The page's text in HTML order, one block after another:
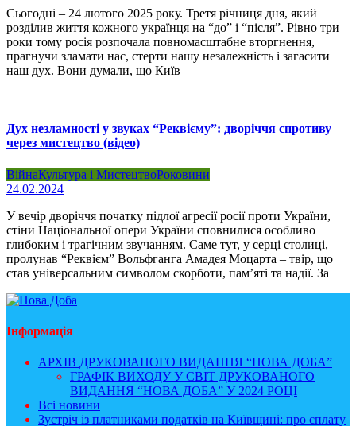
Сьогодні – 24 лютого 2025 року. Третя річниця дня, який
розділив життя кожного українця на “до” і “після”. Рівно три
роки тому росія розпочала повномасштабне вторгнення,
прагнучи зламати нас, стерти нашу незалежність і загасити
наш дух. Вони думали, що Київ
Дух незламності у звуках “Реквієму”: дворіччя спротиву
через мистецтво (відео)
ВійнаКультура і МистецтвоРоковини
24.02.2024
У вечір дворіччя початку підлої агресії росії проти України,
стіни Національної опери України сповнилися особливо
глибоким і трагічним звучанням. Саме тут, у серці столиці,
пролунав “Реквієм” Вольфганга Амадея Моцарта – твір, що
став універсальним символом скорботи, пам’яті та надії. За
Інформація
АРХІВ ДРУКОВАНОГО ВИДАННЯ “НОВА ДОБА”
ГРАФІК ВИХОДУ У СВІТ ДРУКОВАНОГО
ВИДАННЯ “НОВА ДОБА” У 2024 РОЦІ
Всі новини
Зустріч із платниками податків на Київщині: про сплату